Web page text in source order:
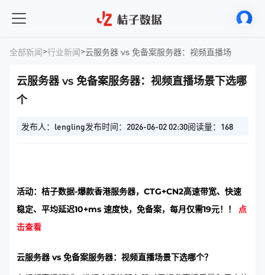
全部新闻>行业新闻>云服务器 vs 免备案服务器：视频直播场景下选
云服务器 vs 免备案服务器：视频直播场景下选哪
个
发布人：lengling发布时间：2026-06-02 02:30阅读量：168
活动：桔子数据-爆款香港服务器，CTG+CN2高速带宽、快速
稳定、平均延迟10+ms 速度快，免备案，每月仅需19元！！ 点
击查看
云服务器 vs 免备案服务器：视频直播场景下选哪个？